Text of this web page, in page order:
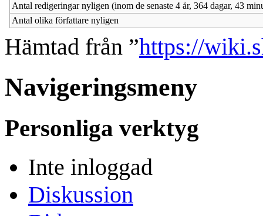
Antal redigeringar nyligen (inom de senaste 4 år, 364 dagar, 43
Antal olika författare nyligen
Hämtad från ”https://
Navigeringsmeny
Personliga verktyg
Inte inloggad
Diskussion